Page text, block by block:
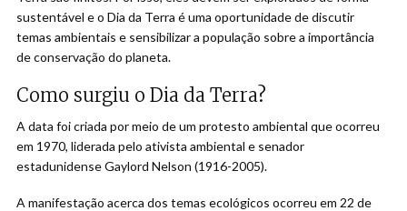
sustentável e o Dia da Terra é uma oportunidade de discutir
temas ambientais e sensibilizar a população sobre a importância
de conservação do planeta.
Como surgiu o Dia da Terra?
A data foi criada por meio de um protesto ambiental que ocorreu
em 1970, liderada pelo ativista ambiental e senador
estadunidense Gaylord Nelson (1916-2005).
A manifestação acerca dos temas ecológicos ocorreu em 22 de